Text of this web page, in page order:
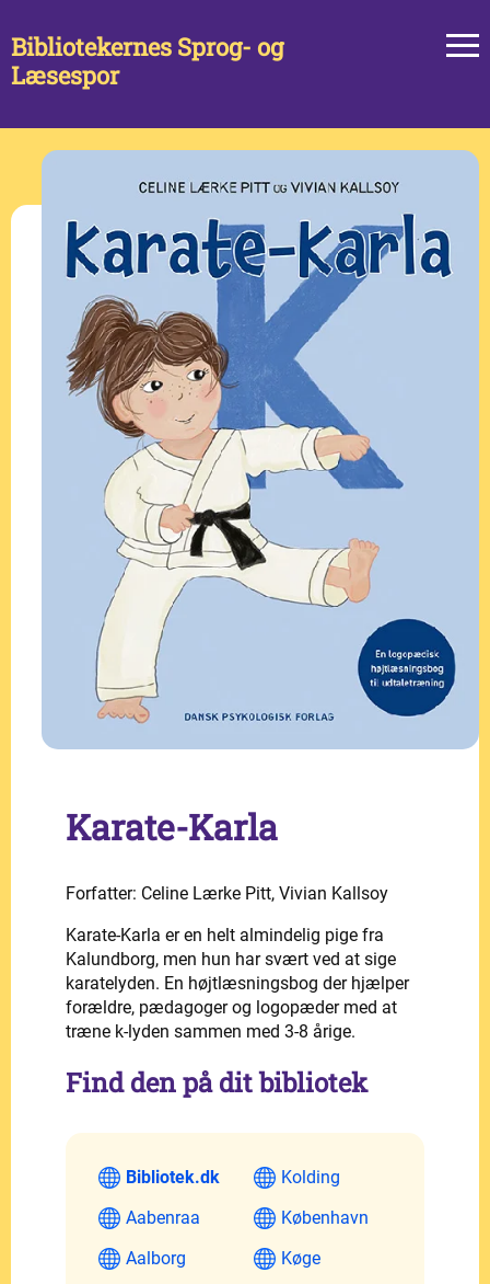
Bibliotekernes Sprog- og
Læsespor
Karate-Karla
Forfatter: Celine Lærke Pitt, Vivian Kallsoy
Karate-Karla er en helt almindelig pige fra
Kalundborg, men hun har svært ved at sige
karatelyden. En højtlæsningsbog der hjælper
forældre, pædagoger og logopæder med at
træne k-lyden sammen med 3-8 årige.
Find den på dit bibliotek
Bibliotek.dk
Aabenraa
Aalborg
Kolding
København
Køge